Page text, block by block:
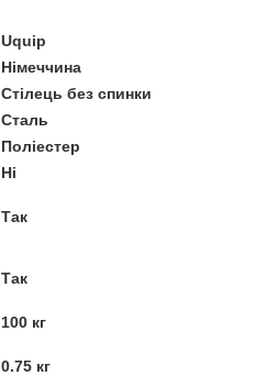
Uquip
Німеччина
Стілець без спинки
Сталь
Поліестер
Ні
Так
Так
100 кг
0.75 кг